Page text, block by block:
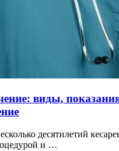
виды,
десятилетий
и …